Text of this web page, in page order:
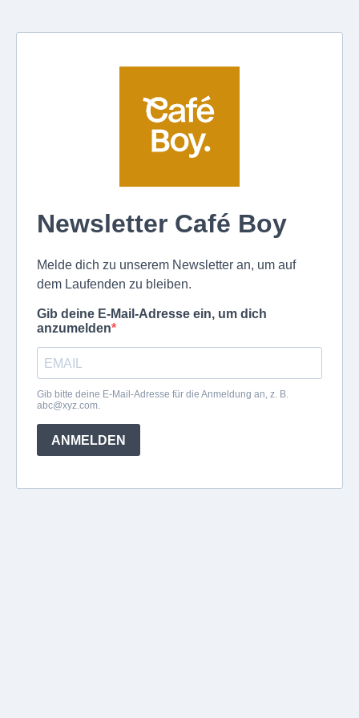
Newsletter Café Boy
Melde dich zu unserem Newsletter an, um auf
dem Laufenden zu bleiben.
Gib deine E-Mail-Adresse ein, um dich
anzumelden
Gib bitte deine E-Mail-Adresse für die Anmeldung an, z. B.
abc@xyz.com.
ANMELDEN